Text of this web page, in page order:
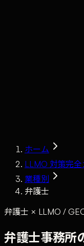
ホーム
LLMO 対策完全
業種別
弁護士
弁護士 × LLMO /
弁護士事務所